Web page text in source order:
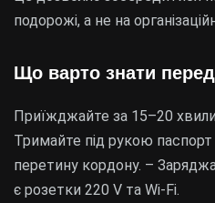
подорожі, а не на
Що варто знати
Приїжджайте за 15–20
Тримайте під рукою паспорт
перетину кордону. –
є розетки 220 V та Wi-Fi.